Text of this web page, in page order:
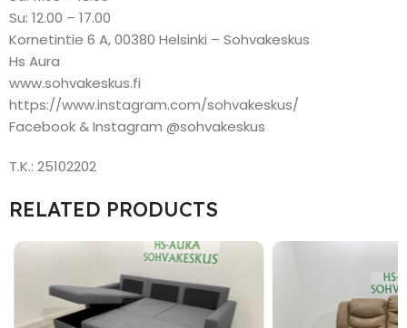
Su: 12.00 – 17.00
Kornetintie 6 A, 00380 Helsinki – Sohvakeskus
Hs Aura
www.sohvakeskus.fi
https://www.instagram.com/sohvakeskus/
Facebook & Instagram @sohvakeskus
T.K.: 25102202
RELATED PRODUCTS